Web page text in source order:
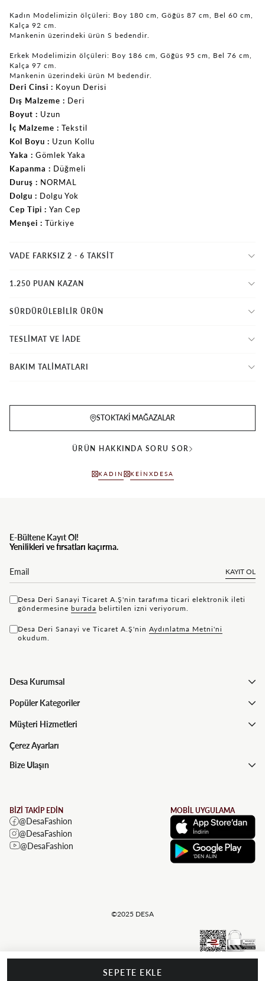
Kadın Modelimizin ölçüleri: Boy 180 cm, Göğüs 87 cm, Bel 60 cm,
Kalça 92 cm.
Mankenin üzerindeki ürün S bedendir.
Erkek Modelimizin ölçüleri: Boy 186 cm, Göğüs 95 cm, Bel 76 cm,
Kalça 97 cm.
Mankenin üzerindeki ürün M bedendir.
Deri Cinsi
Koyun Derisi
Dış Malzeme
Deri
Boyut
Uzun
İç Malzeme
Tekstil
Kol Boyu
Uzun Kollu
Yaka
Gömlek Yaka
Kapanma
Düğmeli
Duruş
NORMAL
Dolgu
Dolgu Yok
Cep Tipi
Yan Cep
Menşei
Türkiye
VADE FARKSIZ 2 - 6 TAKSIT
1.250 PUAN KAZAN
SÜRDÜRÜLEBİLİR ÜRÜN
TESLİMAT VE İADE
BAKIM TALİMATLARI
STOKTAKI MAĞAZALAR
ÜRÜN HAKKINDA SORU SOR
KADIN KEINXDESA
E-Bültene Kayıt Ol!
Yenilikleri ve fırsatları kaçırma.
KAYIT OL
Desa Deri Sanayi Ticaret A.Ş'nin tarafıma ticari elektronik ileti
göndermesine bu rada belirtilen izni veriyorum.
Desa Deri Sanayi ve Ticaret A.Ş'nin Aydınlatma Metni'ni
okudum.
Desa Kurumsal
Popüler Kategoriler
Müşteri Hizmetleri
Çerez Ayarları
Bize Ulaşın
BİZİ TAKİP EDİN
@DesaFashion
@DesaFashion
@DesaFashion
MOBİL UYGULAMA
©2025 DESA